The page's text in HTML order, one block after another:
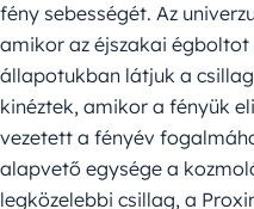
fény sebességét. Az
amikor az éjszakai
állapotukban látjuk a
kinéztek, amikor a fényük
vezetett a fényév
alapvető egysége a
legközelebbi csillag, a